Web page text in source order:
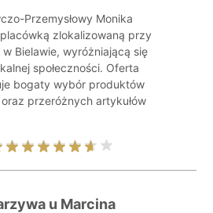
Przemysłowy Monika
zlokalizowaną przy
w Bielawie, wyróżniającą się
społeczności. Oferta
bogaty wybór produktów
przeróżnych artykułów
u Marcina